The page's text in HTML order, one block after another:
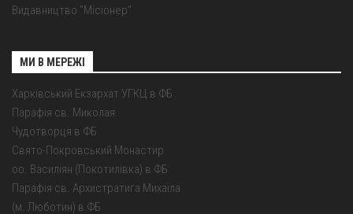
Видавництво "Місіонер"
МИ В МЕРЕЖІ
Харківський Екзархат УГКЦ в ФБ
Парафія св. Миколая
Чудотворця в ФБ
Свято-Покровський Монастир
оо. Василіян (Покотилівка) в ФБ
Парафія св. Архистратига Михаїла
(м. Люботин) в ФБ